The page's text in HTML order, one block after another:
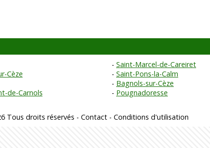
Saint-Marcel-de-Careiret
Cèze
Saint-Pons-la-Calm
Bagnols-sur-Cèze
de-Carnols Pougnadoresse
Tous droits réservés - Contact - Conditions d'utilisation